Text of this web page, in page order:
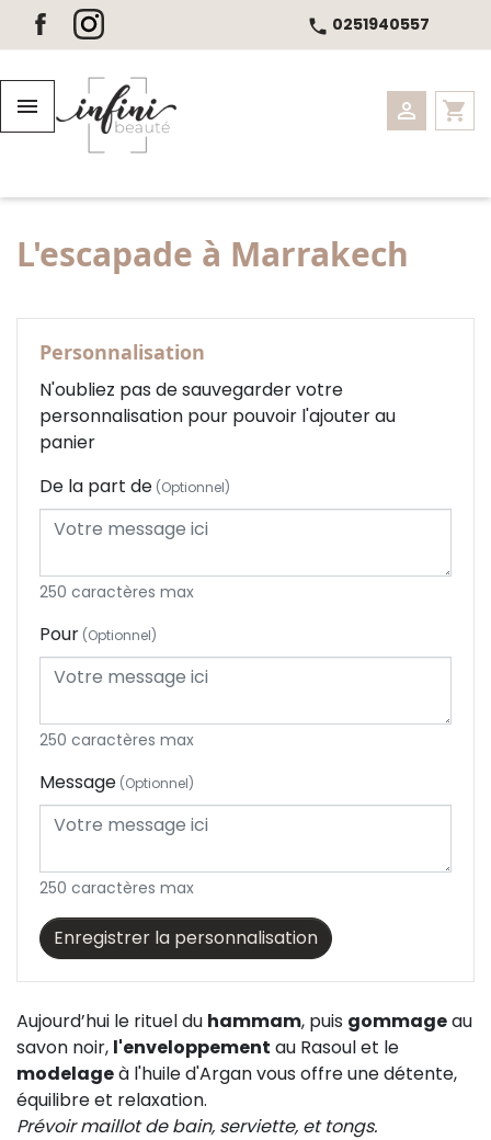
call 0251940557
  shopping_cart
L'escapade à Marrakech
Personnalisation
N'oubliez pas de sauvegarder votre
personnalisation pour pouvoir l'ajouter au
panier
De la part de (Optionnel)
250 caractères max
Pour (Optionnel)
250 caractères max
Message (Optionnel)
250 caractères max
Enregistrer la personnalisation
Aujourd’hui le rituel du hammam, puis gommageau
savon noir, l'enveloppement au Rasoul et le
modelageà l'huile d'Argan vous offre une détente,
équilibre et relaxation.
Prévoir maillot de bain, serviette, et tongs.
Les soins du corps
Nos massages bien-être
Les soins du visage
Cabine Duo, Hammam et SPA
Maquillage, Cils et Regard
Epilations
Beauté mains et pieds
Onglerie
Bronzage
Epilation définitive
Homme
Panneau de gestion des cookies